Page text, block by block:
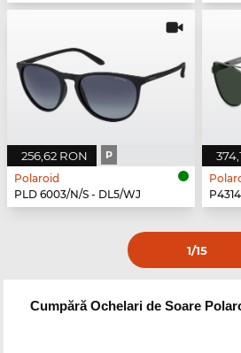
256,62 RON P
Polaroid
PLD 6003/N/S - DL5/WJ
1/15
Cumpără Ochelari de Soare